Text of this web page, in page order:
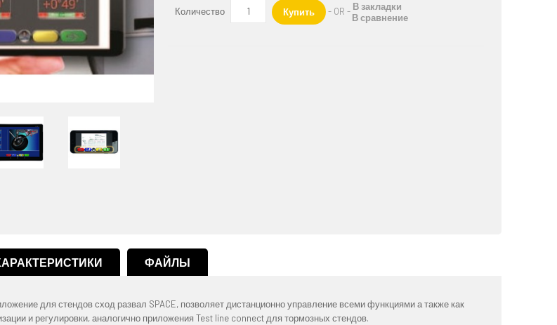
Количество Купить - OR - В закладки
В сравнение
ФАЙЛЫ
для стендов сход развал SPACE, позволяет дистанционно управление всеми функциями а также как
и регулировки, аналогично приложения Test line connect для тормозных стендов.